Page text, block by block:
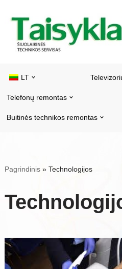
LT
Telefonų remontas
Buitinės technikos remontas
Pagrindinis » Technologijos